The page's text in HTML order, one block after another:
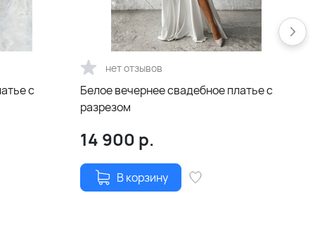
с
нет отзывов
Белое вечернее свадебное платье с
разрезом
14 900 р.
В корзину